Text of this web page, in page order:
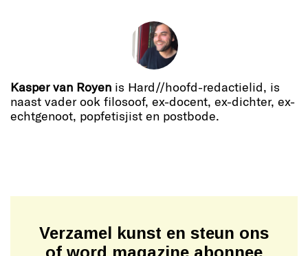
Kasper van Royen is Hard//hoofd-redactielid, is
naast vader ook filosoof, ex-docent, ex-dichter, ex-
echtgenoot, popfetisjist en postbode.
Verzamel kunst en steun ons